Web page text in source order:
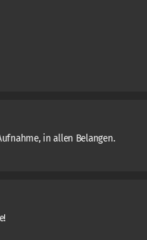
in allen Belangen.